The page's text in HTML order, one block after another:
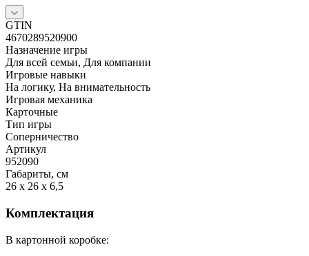
GTIN
4670289520900
Назначение игры
Для всей семьи, Для компании
Игровые навыки
На логику, На внимательность
Игровая механика
Карточные
Тип игры
Соперничество
Артикул
952090
Габариты, см
26 x 26 x 6,5
Комплектация
В картонной коробке: